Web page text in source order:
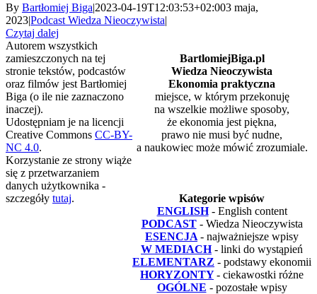
By Bartłomiej Biga|2023-04-19T12:03:53+02:003 maja,
2023|Podcast Wiedza Nieoczywista|
Czytaj dalej
BartlomiejBiga.pl
Wiedza Nieoczywista
Ekonomia praktyczna
miejsce, w którym przekonuję
na wszelkie możliwe sposoby,
że ekonomia jest piękna,
prawo nie musi być nudne,
a naukowiec może mówić zrozumiale.
Kategorie wpisów
ENGLISH - English content
PODCAST - Wiedza Nieoczywista
ESENCJA - najważniejsze wpisy
W MEDIACH - linki do wystąpień
ELEMENTARZ - podstawy ekonomii
HORYZONTY - ciekawostki różne
OGÓLNE - pozostałe wpisy
Autorem wszystkich
zamieszczonych na tej
stronie tekstów, podcastów
oraz filmów jest Bartłomiej
Biga (o ile nie zaznaczono
inaczej).
Udostępniam je na licencji
Creative Commons CC-BY-
NC 4.0.
Korzystanie ze strony wiąże
się z przetwarzaniem
danych użytkownika -
szczegóły tutaj.